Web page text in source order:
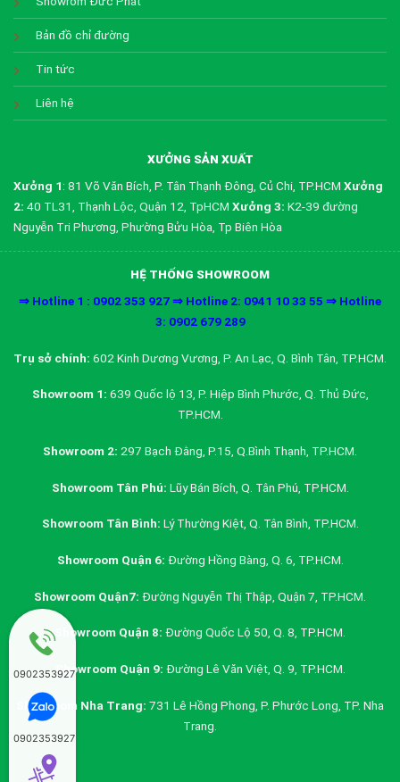
Bản đồ chỉ đường
Tin tức
Liên hệ
XƯỞNG SẢN XUẤT
Xưởng 1: 81 Võ Văn Bích, P. Tân Thạnh Đông, Củ Chi, TP.HCM Xưởng
2: 40 TL31, Thạnh Lộc, Quận 12, TpHCM Xưởng 3: K2-39 đường
Nguyễn Tri Phương, Phường Bửu Hòa, Tp Biên Hòa
HỆ THỐNG SHOWROOM
⇒ Hotline 1 : 0902 353 927 ⇒ Hotline 2: 0941 10 33 55 ⇒ Hotline
3: 0902 679 289
Trụ sở chính: 602 Kinh Dương Vương, P. An Lạc, Q. Bình Tân, TP.HCM.
Showroom 1: 639 Quốc lộ 13, P. Hiệp Bình Phước, Q. Thủ Đức,
TP.HCM.
Showroom 2: 297 Bạch Đằng, P.15, Q.Bình Thạnh, TP.HCM.
Showroom Tân Phú: Lũy Bán Bích, Q. Tân Phú, TP.HCM.
Showroom Tân Bình: Lý Thường Kiệt, Q. Tân Bình, TP.HCM.
Showroom Quận 6: Đường Hồng Bàng, Q. 6, TP.HCM.
Showroom Quận7: Đường Nguyễn Thị Thập, Quận 7, TP.HCM.
Showroom Quận 8: Đường Quốc Lộ 50, Q. 8, TP.HCM.
Showroom Quận 9: Đường Lê Văn Việt, Q. 9, TP.HCM.
Showroom Nha Trang: 731 Lê Hồng Phong, P. Phước Long, TP. Nha
Trang.
0902353927
0902353927